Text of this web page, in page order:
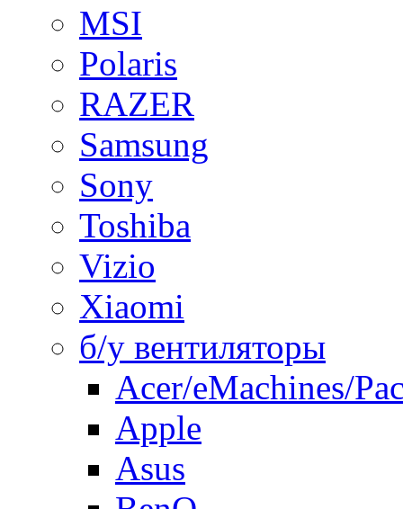
MSI
Polaris
RAZER
Samsung
Sony
Toshiba
Vizio
Xiaomi
б/у вентиляторы
Acer/eMachines/
Apple
Asus